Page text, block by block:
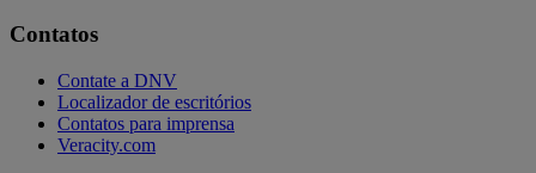
Contatos
Contate a DNV
Localizador de escritórios
Contatos para imprensa
Veracity.com